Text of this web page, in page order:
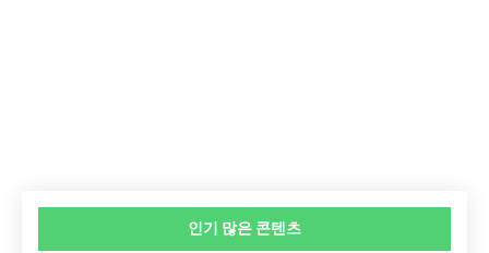
인기 많은 콘텐츠